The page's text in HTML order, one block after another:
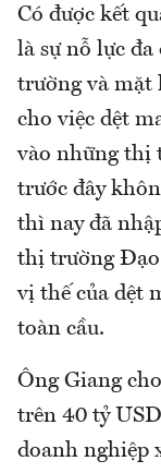
Có được kết
là sự nỗ lực
trường và mặt
cho việc dệt
vào những thị
trước đây
thì nay đã
thị trường
vị thế của dệt
toàn cầu.
Ông Giang
trên 40 tỷ
doanh nghiệp